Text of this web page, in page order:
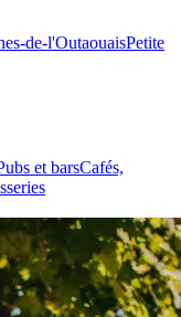
de-l'OutaouaisPetite
et barsCafés,